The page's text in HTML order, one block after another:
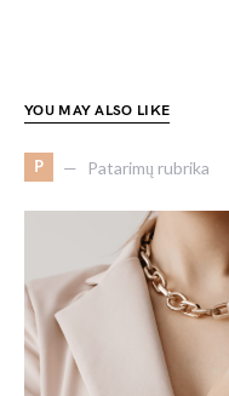
YOU MAY ALSO LIKE
P Patarimų rubrika